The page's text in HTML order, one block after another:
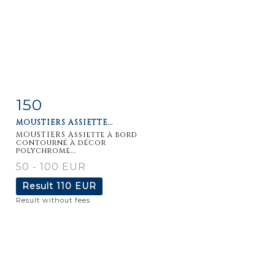
Item detail
150
MOUSTIERS ASSIETTE...
MOUSTIERS Assiette à bord
contourné à décor
polychrome...
50 - 100 EUR
Result 110 EUR
Result without fees